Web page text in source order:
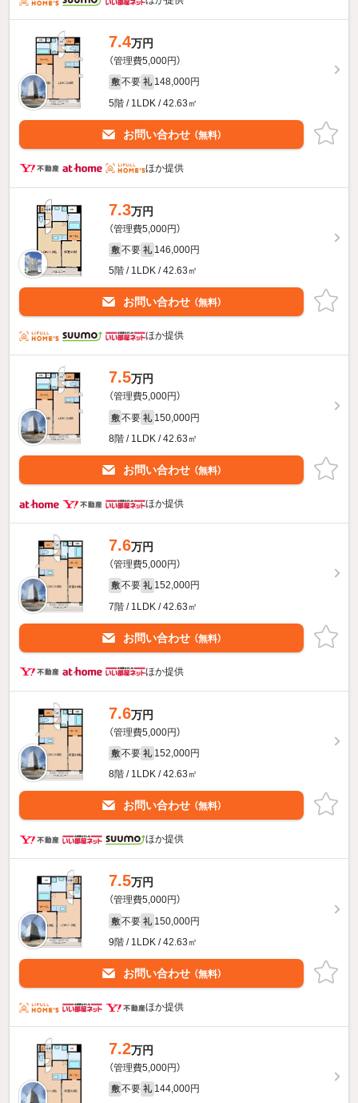
7.4万円
（管理費5,000円）
敷 不要 礼 148,000円
5階 / 1LDK / 42.63㎡
お問い合わせ （無料）
ほか提供
7.3万円
（管理費5,000円）
敷 不要 礼 146,000円
5階 / 1LDK / 42.63㎡
お問い合わせ （無料）
ほか提供
7.5万円
（管理費5,000円）
敷 不要 礼 150,000円
8階 / 1LDK / 42.63㎡
お問い合わせ （無料）
ほか提供
7.6万円
（管理費5,000円）
敷 不要 礼 152,000円
7階 / 1LDK / 42.63㎡
お問い合わせ （無料）
ほか提供
7.6万円
（管理費5,000円）
敷 不要 礼 152,000円
8階 / 1LDK / 42.63㎡
お問い合わせ （無料）
ほか提供
7.5万円
（管理費5,000円）
敷 不要 礼 150,000円
9階 / 1LDK / 42.63㎡
お問い合わせ （無料）
ほか提供
7.2万円
（管理費5,000円）
敷 不要 礼 144,000円